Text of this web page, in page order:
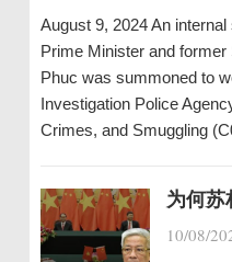
August 9, 2024 An
Prime Minister and
Phuc was summoned to
Investigation Police
Crimes, and Smuggling
为何苏
10/08/